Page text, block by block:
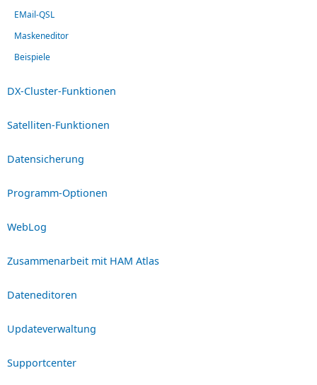
EMail-QSL
Maskeneditor
Beispiele
DX-Cluster-Funktionen
Satelliten-Funktionen
Datensicherung
Programm-Optionen
WebLog
Zusammenarbeit mit HAM Atlas
Dateneditoren
Updateverwaltung
Supportcenter